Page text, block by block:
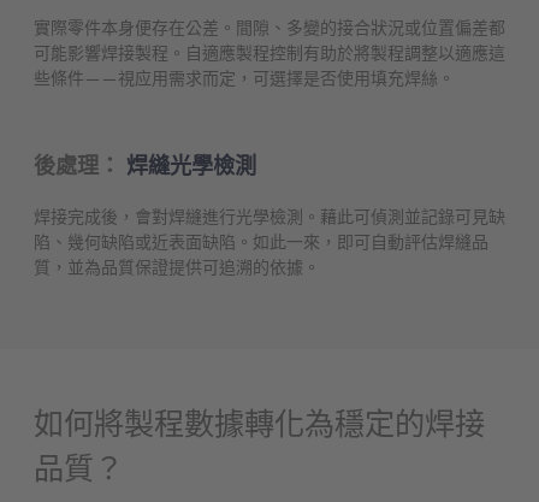
實際零件本身便存在公差。間隙、多變的接合狀況或位置偏差都
可能影響焊接製程。自適應製程控制有助於將製程調整以適應這
些條件——視应用需求而定，可選擇是否使用填充焊絲。
後處理： 焊縫光學檢測
焊接完成後，會對焊縫進行光學檢測。藉此可偵測並記錄可見缺
陷、幾何缺陷或近表面缺陷。如此一來，即可自動評估焊縫品
質，並為品質保證提供可追溯的依據。
如何將製程數據轉化為穩定的焊接
品質？